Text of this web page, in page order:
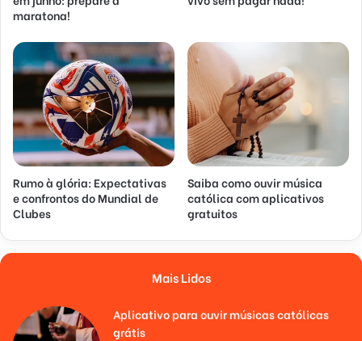
maratona!
Rumo à glória: Expectativas
e confrontos do Mundial de
Clubes
Saiba como ouvir música
católica com aplicativos
gratuitos
Mais Lidos
Aplicativo para ouvir músicas católicas
grátis